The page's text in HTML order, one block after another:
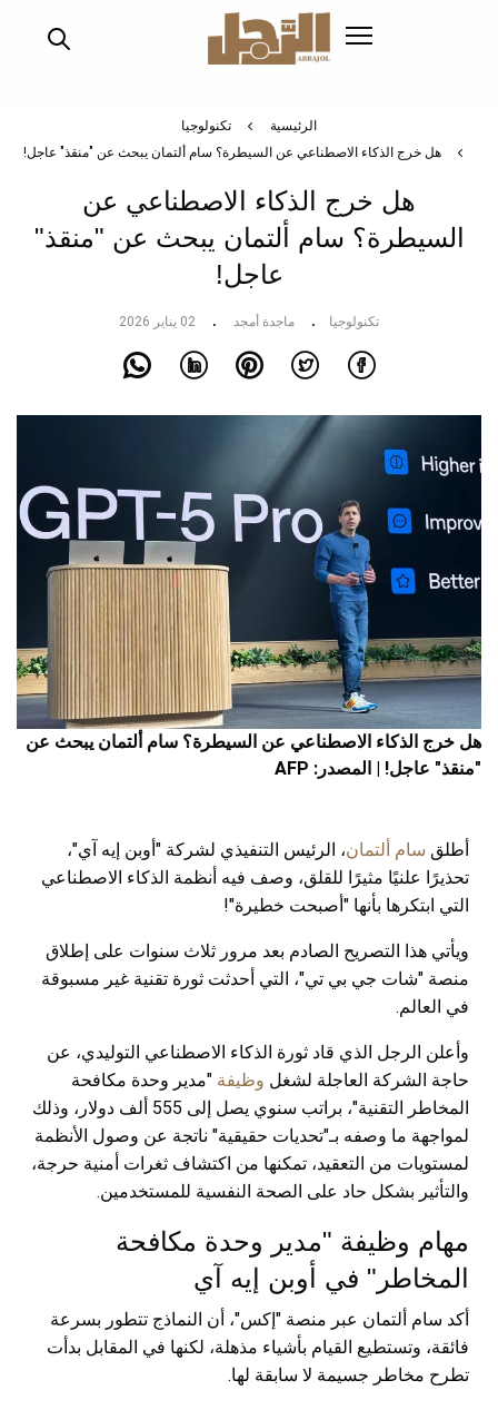
الرئيسية
تكنولوجيا
هل خرج الذكاء الاصطناعي عن السيطرة؟ سام ألتمان يبحث عن "منقذ" عاجل!
هل خرج الذكاء الاصطناعي عن
السيطرة؟ سام ألتمان يبحث عن "منقذ"
عاجل!
تكنولوجيا ماجدة أمجد 02 يناير 2026
هل خرج الذكاء الاصطناعي عن السيطرة؟ سام ألتمان يبحث عن
"منقذ" عاجل! | المصدر: AFP
أطلق سام ألتمان، الرئيس التنفيذي لشركة "أوبن إيه آي"،
تحذيرًا علنيًا مثيرًا للقلق، وصف فيه أنظمة الذكاء الاصطناعي
التي ابتكرها بأنها "أصبحت خطيرة"!
ويأتي هذا التصريح الصادم بعد مرور ثلاث سنوات على إطلاق
منصة "شات جي بي تي"، التي أحدثت ثورة تقنية غير مسبوقة
في العالم.
وأعلن الرجل الذي قاد ثورة الذكاء الاصطناعي التوليدي، عن
حاجة الشركة العاجلة لشغل وظيفة "مدير وحدة مكافحة
المخاطر التقنية"، براتب سنوي يصل إلى 555 ألف دولار، وذلك
لمواجهة ما وصفه بـ"تحديات حقيقية" ناتجة عن وصول الأنظمة
لمستويات من التعقيد، تمكنها من اكتشاف ثغرات أمنية حرجة،
والتأثير بشكل حاد على الصحة النفسية للمستخدمين.
مهام وظيفة "مدير وحدة مكافحة
المخاطر" في أوبن إيه آي
أكد سام ألتمان عبر منصة "إكس"، أن النماذج تتطور بسرعة
فائقة، وتستطيع القيام بأشياء مذهلة، لكنها في المقابل بدأت
تطرح مخاطر جسيمة لا سابقة لها.